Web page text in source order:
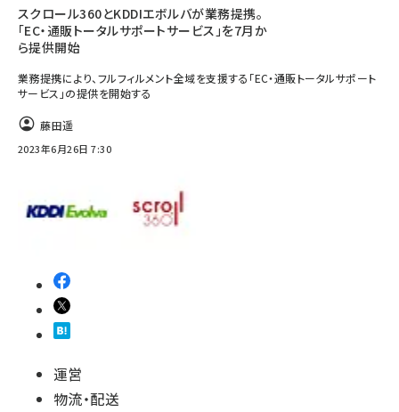
スクロール360とKDDIエボルバが業務提携。
「EC・通販トータルサポートサービス」を7月か
ら提供開始
業務提携により、フルフィルメント全域を支援する「EC・通販トータルサポート
サービス」の提供を開始する
藤田遥
2023年6月26日 7:30
運営
物流・配送